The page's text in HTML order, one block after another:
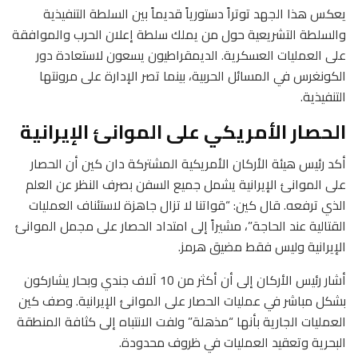
يعكس هذا الجهد توتراً دستورياً قديماً بين السلطة التنفيذية
والسلطة التشريعية حول من يملك سلطة إعلان الحرب والموافقة
على العمليات العسكرية. الديمقراطيون يسعون لاستعادة دور
الكونغرس في المسائل الحربية، بينما تصر الإدارة على مرونتها
التنفيذية.
الحصار الأمريكي على الموانئ الإيرانية
أكد رئيس هيئة الأركان الأمريكية المشتركة دان كين أن الحصار
على الموانئ الإيرانية يشمل جميع السفن بصرف النظر عن العلم
الذي ترفعه. قال كين: “قواتنا لا تزال جاهزة لاستئناف العمليات
القتالية عند الحاجة”، مشيراً إلى امتداد الحصار على مجمل الموانئ
الإيرانية وليس فقط مضيق هرمز.
أشار رئيس الأركان إلى أن أكثر من 10 آلاف جندي وبحار يشاركون
بشكل مباشر في عمليات الحصار على الموانئ الإيرانية. وصف كين
العمليات الجارية بأنها “مذهلة” ولفت الانتباه إلى كثافة المنطقة
البحرية وتعقيد العمليات في ظروف محدودة.